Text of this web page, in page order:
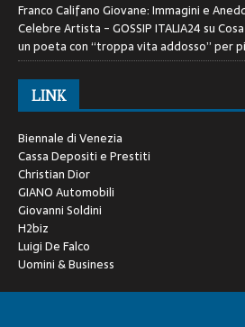
Franco Califano Giovane: Immagini e
Celebre Artista - GOSSIP ITALIA24su
un poeta con “troppa vita addosso” per
LINK
Biennale di Venezia
Cassa Depositi e Prestiti
Christian Dior
GIANO Automobili
Giovanni Soldini
H2biz
Luigi De Falco
Uomini & Business